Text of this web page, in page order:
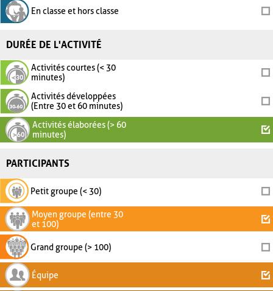
En classe et hors classe
DURÉE DE L'ACTIVITÉ
Activités courtes (< 30
minutes)
Activités développées
(Entre 30 et 60 minutes)
Activités élaborées (> 60
minutes)
PARTICIPANTS
Petit groupe (< 30)
Moyen groupe (entre 30
et 100)
Grand groupe (> 100)
Équipe